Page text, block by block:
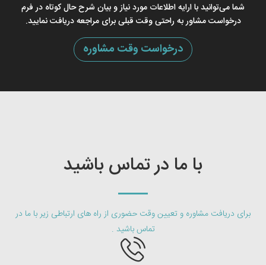
شما می‌توانید با ارایه اطلاعات مورد نیاز و بیان شرح حال کوتاه در فرم
درخواست مشاور به راحتی وقت قبلی برای مراجعه دریافت نمایید.
درخواست وقت مشاوره
با ما در تماس باشید
برای دریافت مشاوره و تعیین وقت حضوری از راه های ارتباطی زیر با ما در
تماس باشید .